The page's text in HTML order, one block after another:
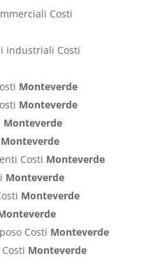
Costi
Industriali Costi
Monteverde
Monteverde
Monteverde
Monteverde
Costi Monteverde
Monteverde
Monteverde
Costi Monteverde
Monteverde